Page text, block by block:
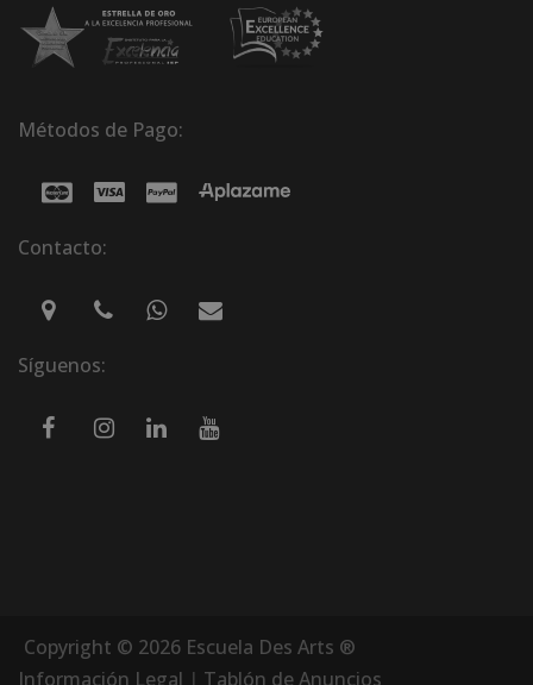
Métodos de Pago:
Contacto:
Síguenos:
Copyright © 2026 Escuela Des Arts ®
Información Legal | Tablón de Anuncios